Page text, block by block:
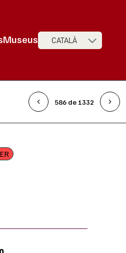
CATALÀ
Museus
586 de 1332